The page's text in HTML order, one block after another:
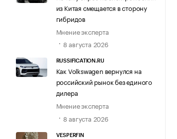
из Китая смещается в сторону
гибридов
Мнение эксперта
8 августа 2026
RUSSIFICATION.RU
Как Volkswagen вернулся на
российский рынок без единого
дилера
Мнение эксперта
8 августа 2026
VESPERFIN